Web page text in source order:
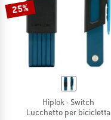
25%
Hiplok - Switch
Lucchetto per bicicletta